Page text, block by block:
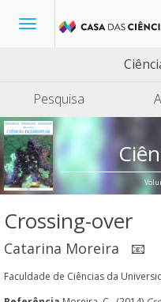
Toggle
Pesquisa
Crossing-over
Catarina Moreira 📧
Faculdade de Ciências da